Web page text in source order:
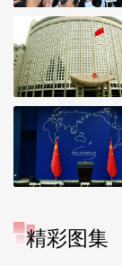
精彩图集